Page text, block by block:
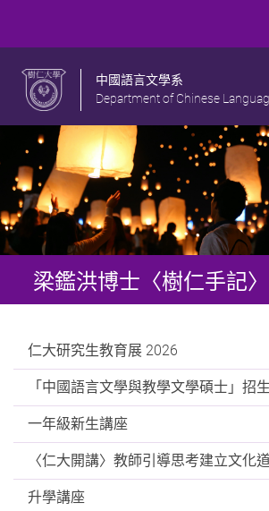
中國語言文學系
Department of Chinese
梁鑑洪博士〈樹仁手記〉
仁大研究生教育展 2026
「中國語言文學與教學文學碩士」招
一年級新生講座
〈仁大開講〉教師引導思考建立文化
升學講座